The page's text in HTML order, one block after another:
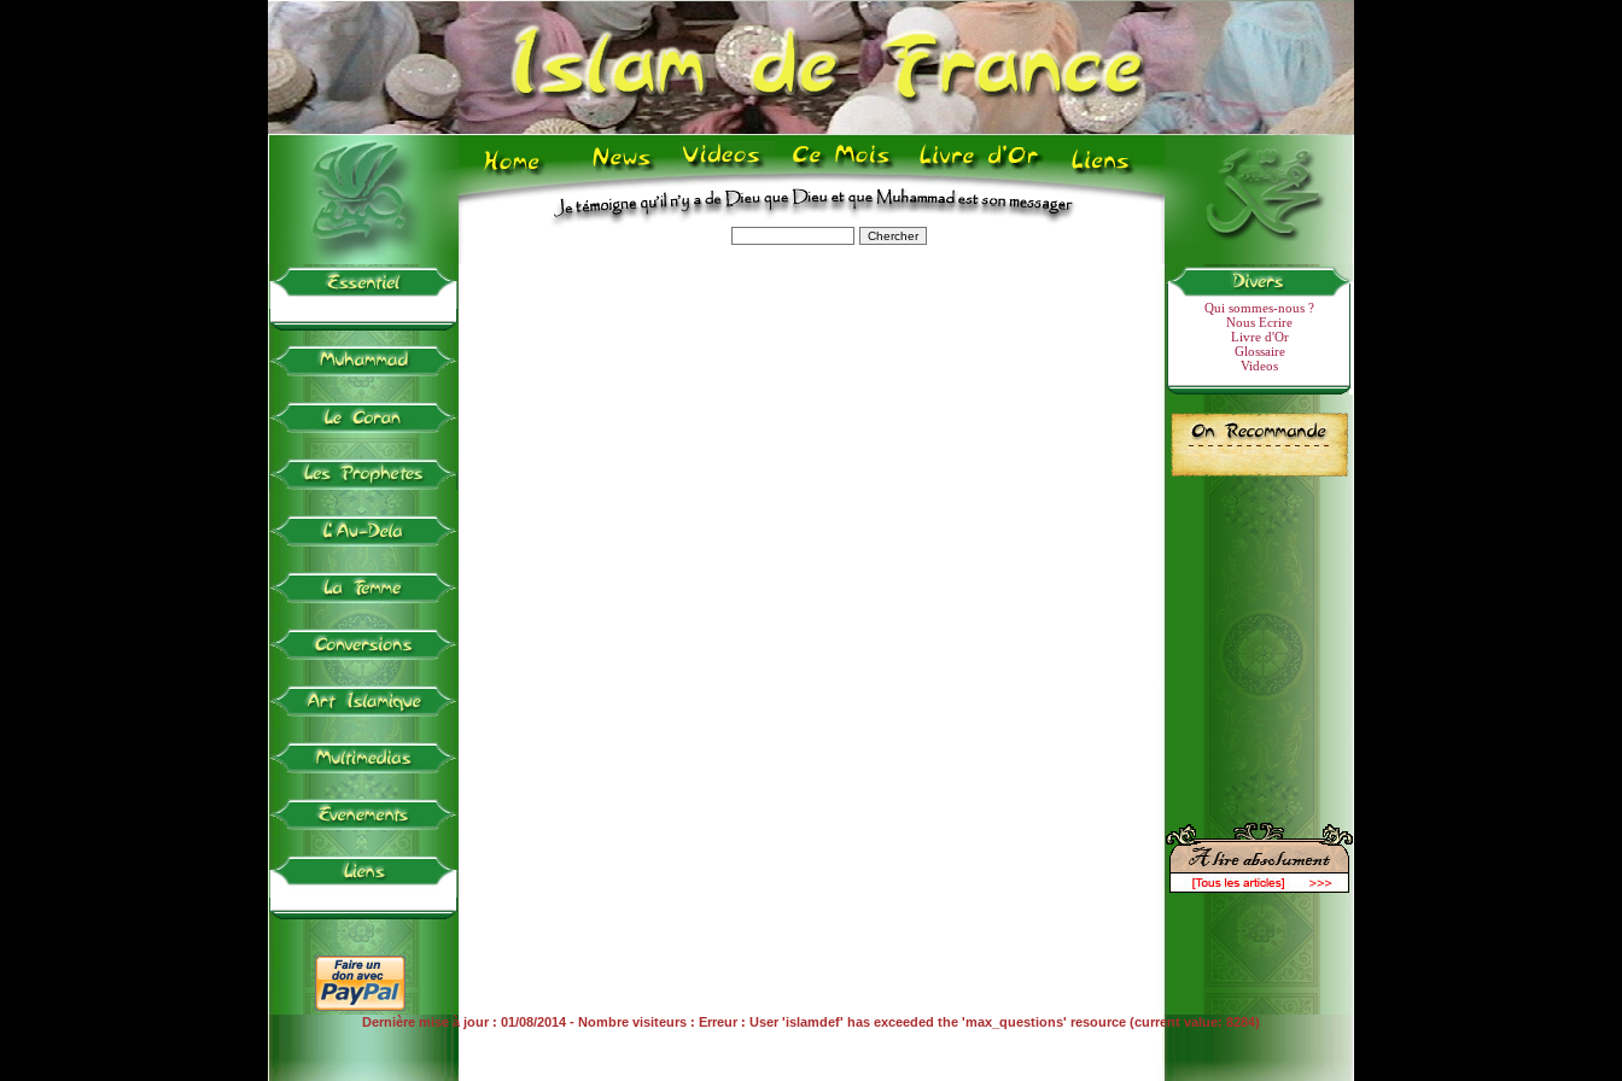
Qui sommes-nous ?
Nous Ecrire
Livre d'Or
Glossaire
Videos
Dernière mise à jour : 01/08/2014 - Nombre visiteurs : Erreur : User 'islamdef' has exceeded the 'max_questions' resource (current value: 8284)